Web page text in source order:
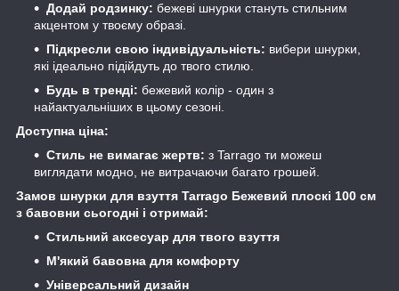
Додай родзинку: бежеві шнурки стануть стильним
акцентом у твоєму образі.
Підкресли свою індивідуальність: вибери шнурки,
які ідеально підійдуть до твого стилю.
Будь в тренді: бежевий колір - один з
найактуальніших в цьому сезоні.
Доступна ціна:
Стиль не вимагає жертв: з Tarrago ти можеш
виглядати модно, не витрачаючи багато грошей.
Замов шнурки для взуття Tarrago Бежевий плоскі 100 см
з бавовни сьогодні і отримай:
Стильний аксесуар для твого взуття
М'який бавовна для комфорту
Універсальний дизайн